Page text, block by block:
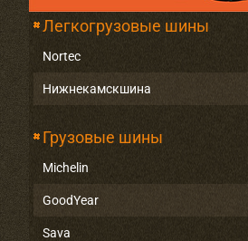
Легкогрузовые шины
Nortec
Нижнекамскшина
Грузовые шины
Michelin
GoodYear
Sava